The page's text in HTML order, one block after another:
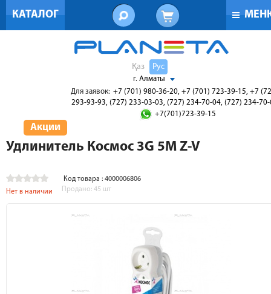
КАТАЛОГ
Қаз Рус
г. Алматы
Для заявок: +7 (701) 980-36-20, +7 (701) 723-39-15, +7
293-93-93, (727) 233-03-03, (727) 234-70-04, (727) 234-
+7(701)723-39-15
Акции
Удлинитель Космос 3G 5М Z-V
Код товара : 4000006806
Нет в наличии
Продано: 45 шт